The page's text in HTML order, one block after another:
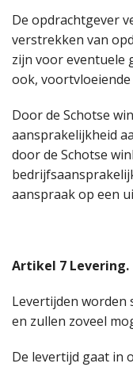
De opdrachtgever
verstrekken van
zijn voor eventuele
ook,
Door de Schotse
aansprakelijkheid
door de Schotse
aanspraak op een
Artikel 7 Levering.
Levertijden worden
en zullen zoveel
De levertijd gaat in